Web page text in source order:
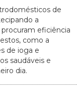
de
a
eficiência
como a
de ioga e
saudáveis e
dia.